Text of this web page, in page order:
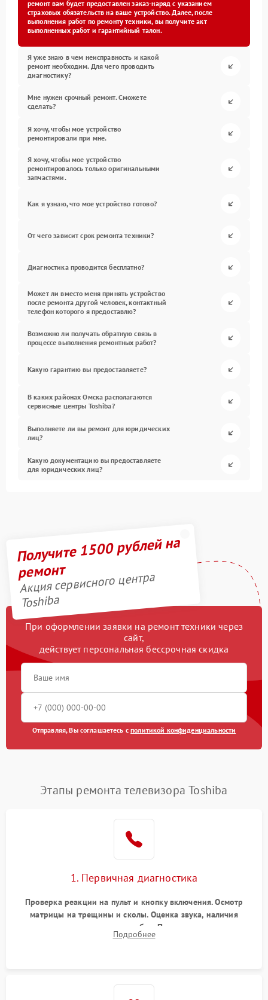
ремонт вам будет предоставлен заказ-наряд с указанием
страховых обязательств на ваше устройство. Далее, после
выполнения работ по ремонту техники, вы получите акт
выполненных работ и гарантийный талон.
Я уже знаю в чем неисправность и какой
ремонт необходим. Для чего проводить
диагностику?
Мне нужен срочный ремонт. Сможете
сделать?
Я хочу, чтобы мое устройство
ремонтировали при мне.
Я хочу, чтобы мое устройство
ремонтировалось только оригинальными
запчастями.
Как я узнаю, что мое устройство готово?
От чего зависит срок ремонта техники?
Диагностика проводится бесплатно?
Может ли вместо меня принять устройство
после ремонта другой человек, контактный
телефон которого я предоставлю?
Возможно ли получать обратную связь в
процессе выполнения ремонтных работ?
Какую гарантию вы предоставляете?
В каких районах Омска располагаются
сервисные центры Toshiba?
Выполняете ли вы ремонт для юридических
лиц?
Какую документацию вы предоставляете
для юридических лиц?
Получите 1500 рублей на
ремонт
Акция сервисного центра
Toshiba
При оформлении заявки на ремонт техники через
сайт,
действует персональная бессрочная скидка
Отправляя, Вы соглашаетесь сполитикой конфиденциальности
Этапы ремонта телевизора Toshiba
1. Первичная диагностика
Проверка реакции на пульт и кнопку включения. Осмотр
матрицы на трещины и сколы. Оценка звука, наличия
подсветки и индикаторов ошибок. Подключение тестовых
источников сигнала для выявления симптомов поломки.
Подробнее